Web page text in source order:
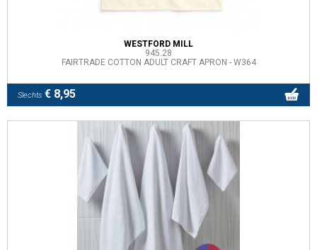
WESTFORD MILL
945.28
FAIRTRADE COTTON ADULT CRAFT APRON - W364
Slechts € 8,95